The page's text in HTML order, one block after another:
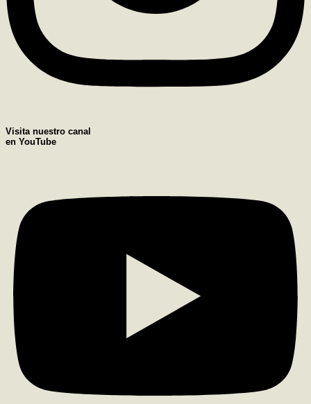
Visita nuestro canal
en YouTube